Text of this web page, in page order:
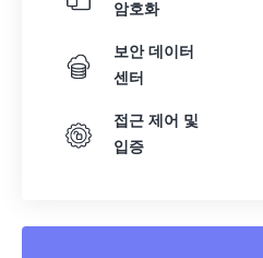
암호화
보안 데이터
센터
접근 제어 및
입증